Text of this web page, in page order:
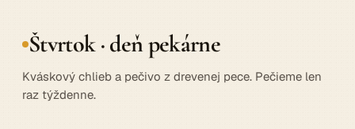
Štvrtok · deň pekárne
Kváskový chlieb a pečivo z drevenej pece. Pečieme len
raz týždenne.